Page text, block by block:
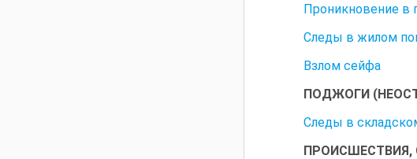
Проникновение в
Следы в жилом
Взлом сейфа
ПОДЖОГИ
Следы в
ПРОИСШЕСТВИЯ,